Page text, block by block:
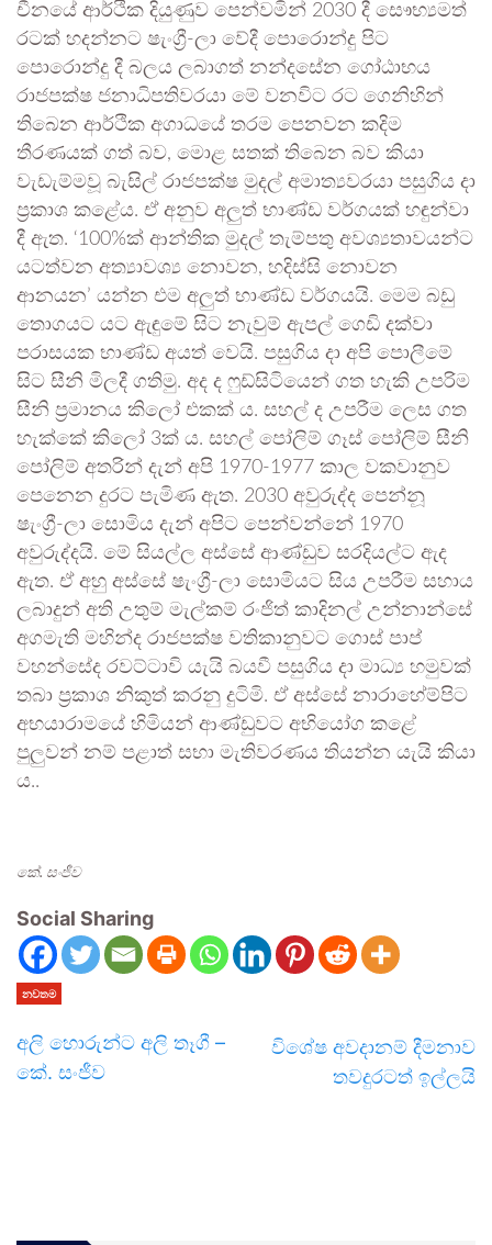
චීනයේ ආර්ථික දියුණුව පෙන්වමින් 2030 දී සෞභ්‍යමත්
රටක් හදන්නට ෂැංග්‍රී-ලා වේදී පොරොන්දු පිට
පොරොන්දු දී බලය ලබාගත් නන්දසේන ගෝඨාභය
රාජපක්ෂ ජනාධිපතිවරයා මේ වනවිට රට ගෙනිහින්
තිබෙන ආර්ථික අගාධයේ තරම පෙනවන කදිම
තීරණයක් ගත් බව, මොළ සතක් තිබෙන බව කියා
වැඩැම්මවූ බැසිල් රාජපක්ෂ මුදල් අමාත්‍යවරයා පසුගිය දා
ප්‍රකාශ කළේය. ඒ අනුව අලුත් භාණ්ඩ වර්ගයක් හඳුන්වා
දී ඇත. ‘100%ක් ආන්තික මුදල් තැම්පතු අවශ්‍යතාවයන්ට
යටත්වන අත්‍යාවශ්‍ය නොවන, හදිස්සි නොවන
ආනයන’ යන්න එම අලුත් භාණ්ඩ වර්ගයයි. මෙම බඩු
තොගයට යට ඇඳුමේ සිට නැවුම් ඇපල් ගෙඩි දක්වා
පරාසයක භාණ්ඩ අයත් වෙයි. පසුගිය දා අපි පොලීමේ
සිට සීනි මිලදී ගතිමු. අද ද ෆුඩ්සිටියෙන් ගත හැකි උපරිම
සීනි ප්‍රමානය කිලෝ එකක් ය. සහල් ද උපරීම ලෙස ගත
හැක්කේ කිලෝ 3ක් ය. සහල් පෝලිම් ගෑස් පෝලිම් සීනි
පෝලිම් අතරින් දැන් අපි 1970-1977 කාල වකවානුව
පෙනෙන දුරට පැමිණ ඇත. 2030 අවුරුද්ද පෙන්නූ
ෂැංග්‍රී-ලා සොමිය දැන් අපිට පෙන්වන්නේ 1970
අවුරුද්දයි. මේ සියල්ල අස්සේ ආණ්ඩුව සරදියල්ට ඇද
ඇත. ඒ අහු අස්සේ ෂැංග්‍රී-ලා සොමියට සිය උපරීම සහාය
ලබාදුන් අති උතුම් මැල්කම් රංජිත් කාදිනල් උන්නාන්සේ
අගමැති මහින්ද රාජපක්ෂ වතිකානුවට ගොස් පාප්
වහන්සේද රවට්ටාවි‍ යැයි බයවී පසුගිය දා මාධ්‍ය හමුවක්
තබා ප්‍රකාශ නිකුත් කරනු දුටිමි. ඒ අස්සේ නාරාහේම්පිට
අභයාරාමයේ හිමියන් ආණ්ඩුවට අභියෝග කළේ
පුලුවන් නම් පළාත් සභා මැතිවරණය තියන්න යැයි කියා
ය..
කේ. සංජීව
Social Sharing
නවතම
අලි හොරුන්ට අලි තෑගී –
කේ. සංජීව
විශේෂ අවදානම් දීමනාව
තවදුරටත් ඉල්ලයි